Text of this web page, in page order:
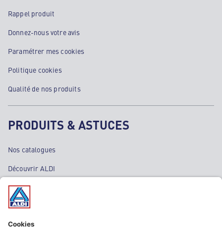
Rappel produit
Donnez-nous votre avis
Paramétrer mes cookies
Politique cookies
Qualité de nos produits
PRODUITS & ASTUCES
Nos catalogues
Découvrir ALDI
Nos bons plans
Nos rayons
Nos marques